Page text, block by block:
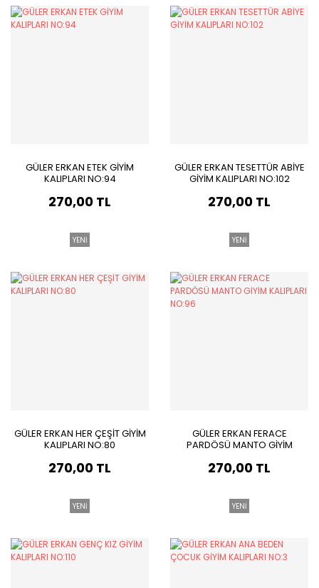
GÜLER ERKAN ETEK GİYİM
KALIPLARI NO:94
270,00 TL
YENİ
GÜLER ERKAN TESETTÜR ABİYE
GİYİM KALIPLARI NO:102
270,00 TL
YENİ
GÜLER ERKAN HER ÇEŞİT GİYİM
KALIPLARI NO:80
270,00 TL
YENİ
GÜLER ERKAN FERACE
PARDÖSÜ MANTO GİYİM
270,00 TL
YENİ